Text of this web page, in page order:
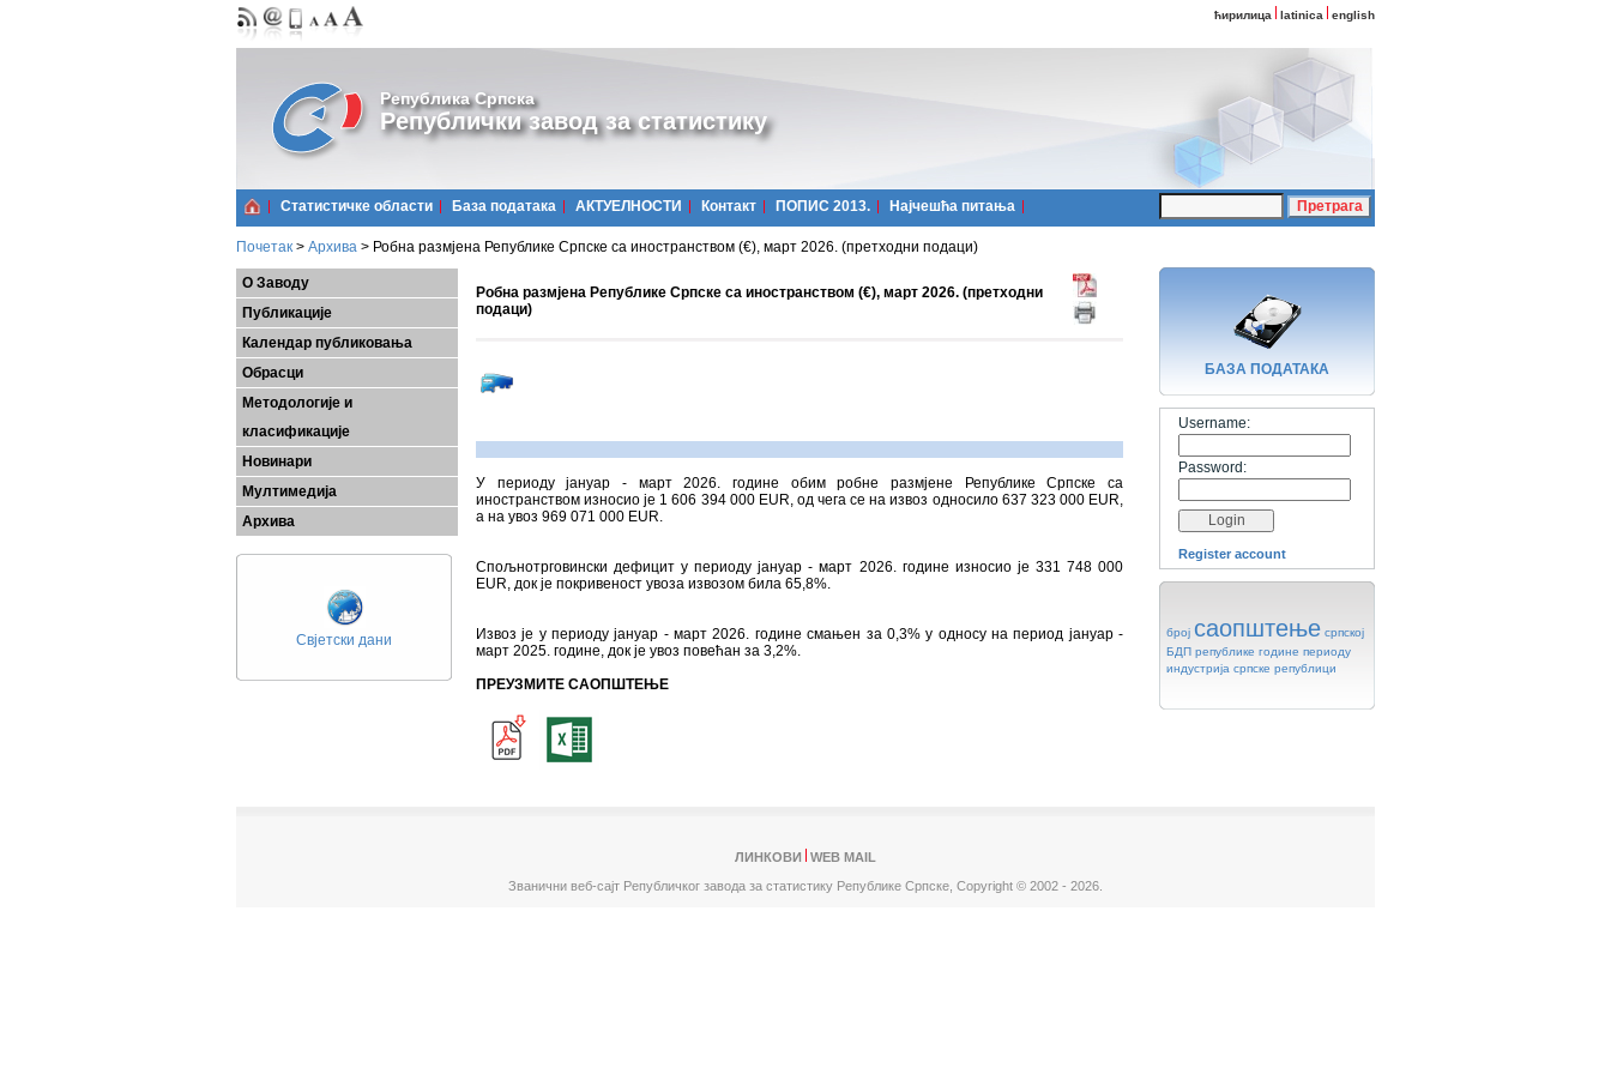
ћирилица latinica english
Република Српска
Републички завод за статистику
Статистичке области Базa података АКТУЕЛНОСТИ Контакт ПОПИС 2013. Најчешћa питања
Почетак > Архива > Робна размјена Републике Српске са иностранством (€), март 2026. (претходни подаци)
О Заводу
Публикације
Календар публиковања
Обрасци
Методологије и
класификације
Новинари
Мултимедија
Архива
Свјетски дани
Робна размјена Републике Српске са иностранством (€), март 2026. (претходни
подаци)
У периоду јануар - март 2026. године обим робне размјене Републике Српске са
иностранством износио је 1 606 394 000 ЕUR, од чега се на извоз односило 637 323 000 ЕUR,
а на увоз 969 071 000 ЕUR.
Спољнотрговински дефицит у периоду јануар - март 2026. године износио је 331 748 000
ЕUR, док је покривеност увоза извозом била 65,8%.
Извоз је у периоду јануар - март 2026. године смањен за 0,3% у односу на период јануар -
март 2025. године, док је увоз повећан за 3,2%.
ПРЕУЗМИТЕ САОПШТЕЊЕ
БАЗA ПОДАТАКА
Username:
Password:
Register account
број саопштење српској
БДП републике године периоду
индустрија српске републици
ЛИНКОВИ
WEB MAIL
Званични веб-сајт Републичког завода за статистику Републике Српске, Copyright © 2002 - 2026.